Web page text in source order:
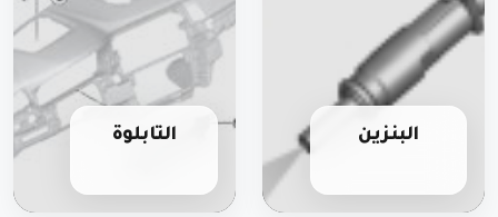
البنزين التابلوة